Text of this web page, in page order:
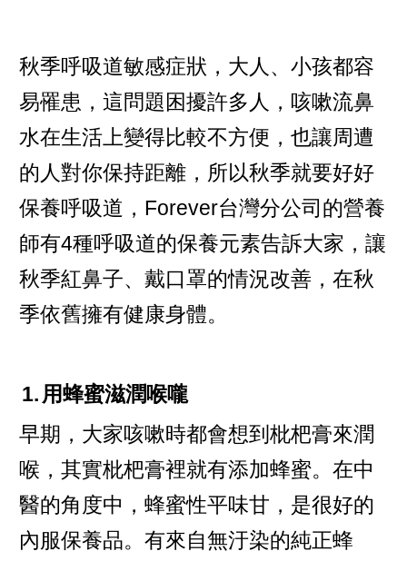
秋季呼吸道敏感症狀，大人、小孩都容
易罹患，這問題困擾許多人，咳嗽流鼻
水在生活上變得比較不方便，也讓周遭
的人對你保持距離，所以秋季就要好好
保養呼吸道，Forever台灣分公司的營養
師有4種呼吸道的保養元素告訴大家，讓
秋季紅鼻子、戴口罩的情況改善，在秋
季依舊擁有健康身體。
1.用蜂蜜滋潤喉嚨
早期，大家咳嗽時都會想到枇杷膏來潤
喉，其實枇杷膏裡就有添加蜂蜜。在中
醫的角度中，蜂蜜性平味甘，是很好的
內服保養品。有來自無汙染的純正蜂